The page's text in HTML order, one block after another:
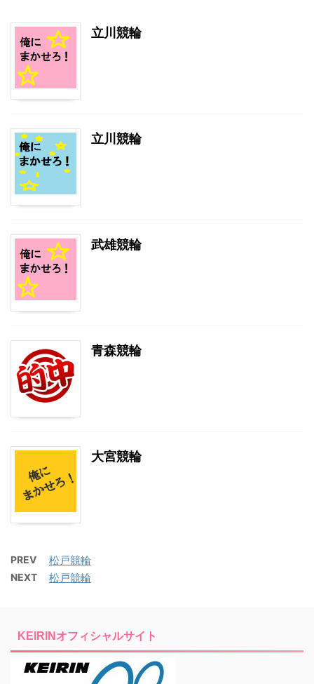
立川競輪
立川競輪
武雄競輪
青森競輪
大宮競輪
PREV 松戸競輪
NEXT 松戸競輪
KEIRINオフィシャルサイト